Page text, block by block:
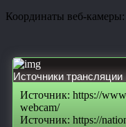
Координаты веб-камеры:
Источники трансляции
Источник: https://
webcam/
Источник: https://